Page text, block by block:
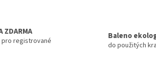
ZDARMA
pro registrované
Baleno
do použitých